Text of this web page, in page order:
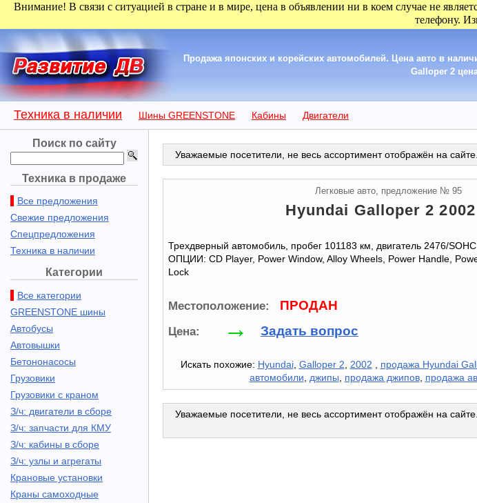
Внимание! В связи с ситуацией в стране и в мире, цена в объявлении ни в коем случае не
телефону.
Продажа японских и корейских автомобилей. Цена авто в
Galloper 2
Техника в наличии Шины GREENSTONE Кабины Двигатели
Поиск по сайту
Техника в продаже
Все предложения
Свежие предложения
Спецпредложения
Техника в наличии
Категории
Все категории
GREENSTONE шины
Автобусы
Автовышки
Бетононасосы
Грузовики
Грузовики с краном
З/ч: двигатели в сборе
З/ч: запчасти для КМУ
З/ч: кабины в сборе
З/ч: узлы и агрегаты
Крановые установки
Краны самоходные
Уважаемые посетители, не весь ассортимент отображён на
Легковые авто, предложение № 95
Hyundai Galloper 2 2002
Трехдверный автомобиль, пробег 101183 км, двигатель 2476/
ОПЦИИ: CD Player, Power Window, Alloy Wheels, Power Handle,
Lock
Местоположение: ПРОДАН
Цена: → Задать вопрос
Искать похожие: Hyundai, Galloper 2, 2002 , продажа Hyundai
автомобили, джипы, продажа джипов, продажа
Уважаемые посетители, не весь ассортимент отображён на